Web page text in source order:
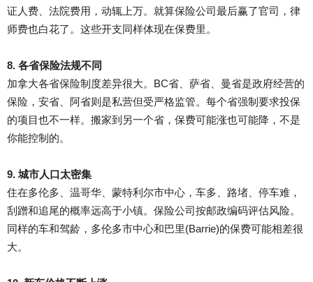
证人费、法院费用，动辄上万。就算保险公司最后赢了官司，律
师费也白花了。这些开支同样体现在保费里。
8. 各省保险法规不同
加拿大各省保险制度差异很大。BC省、萨省、曼省是政府经营的
保险，安省、阿省则是私营但受严格监管。每个省强制要求投保
的项目也不一样。搬家到另一个省，保费可能涨也可能降，不是
你能控制的。
9. 城市人口太密集
住在多伦多、温哥华、蒙特利尔市中心，车多、路堵、停车难，
刮蹭和追尾的概率远高于小镇。保险公司按邮政编码评估风险。
同样的车和驾龄，多伦多市中心和巴里(Barrie)的保费可能相差很
大。